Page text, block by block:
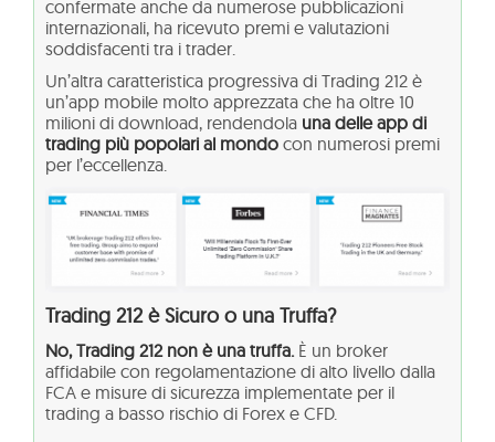
confermate anche da numerose pubblicazioni
internazionali, ha ricevuto premi e valutazioni
soddisfacenti tra i trader.
Un’altra caratteristica progressiva di Trading 212 è
un’app mobile molto apprezzata che ha oltre 10
milioni di download, rendendola una delle app di
trading più popolari al mondo con numerosi premi
per l’eccellenza.
Trading 212 è Sicuro o una Truffa?
No, Trading 212 non è una truffa. È un broker
affidabile con regolamentazione di alto livello dalla
FCA e misure di sicurezza implementate per il
trading a basso rischio di Forex e CFD.